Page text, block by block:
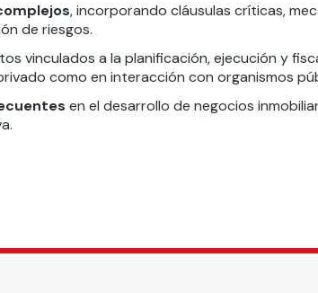
, incorporando cláusulas críticas,
de riesgos.
vinculados a la planificación, ejecución y
como en interacción con organismos
en el desarrollo de negocios